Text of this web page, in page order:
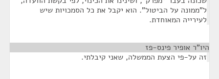
ל"ממונה על הביטול". הוא יקבל את כל הסמכויות שיש
לעירייה המאוחדת.
היו"ר אופיר פינס-פז
זה על-פי הצעת הממשלה, שאני קיבלתי.